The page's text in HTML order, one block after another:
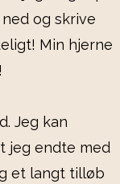
og skrive
Min hjerne
Jeg kan
jeg endte med
et langt tilløb